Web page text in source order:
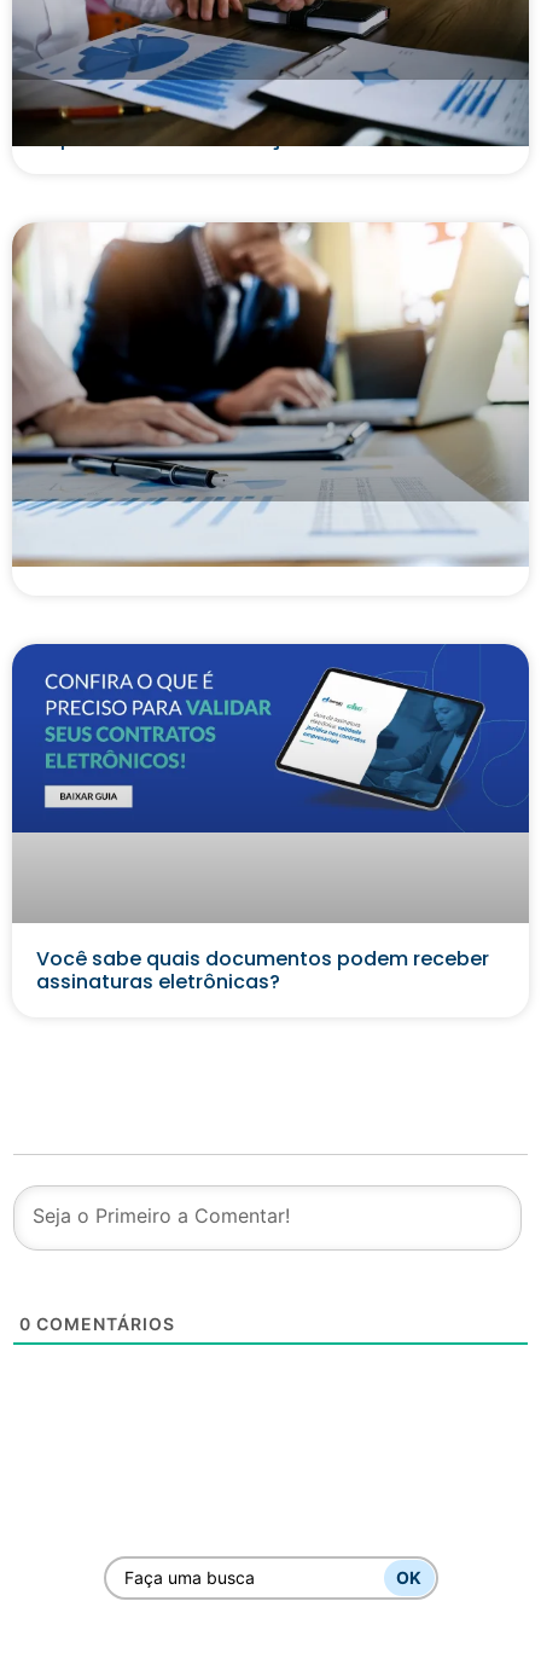
Cedente e sacado: o que são, diferenças e
importância nas transações financeiras
Como prevenir inadimplência nas operações
financeiras
Você sabe quais documentos podem receber
assinaturas eletrônicas?
0 COMENTÁRIOS